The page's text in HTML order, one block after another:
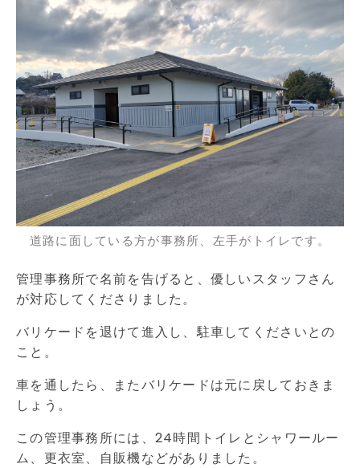
道路に面している方が事務所、左手がトイレです。
管理事務所で名前を告げると、優しいスタッフさん
が対応してくださりました。
バリケードを退けて進入し、駐車してくださいとの
こと。
車を通したら、またバリケードは元に戻しておきま
しょう。
この管理事務所には、24時間トイレとシャワールー
ム、更衣室、自販機などがありました。